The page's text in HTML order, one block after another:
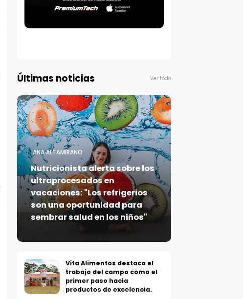
Últimas noticias Ver todo
ANA ALTAMIRANO
Nutricionista alerta sobre los
ultraprocesados en
vacaciones: "Los refrigerios
son una oportunidad para
sembrar salud en los niños"
Vita Alimentos destaca el
trabajo del campo como el
primer paso hacia
productos de excelencia.